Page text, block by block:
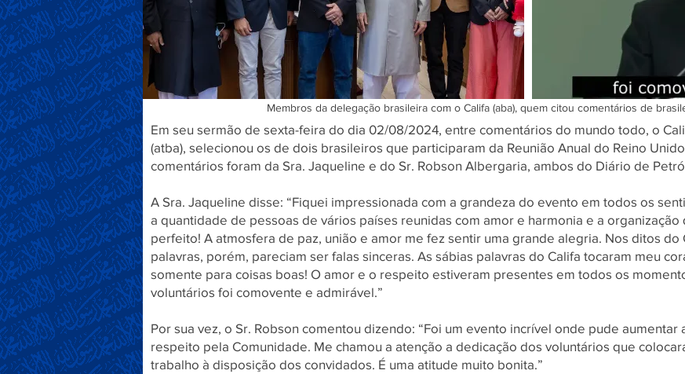
Membros da delegação brasileira com o Califa (aba), quem citou comentários de
Em seu sermão de sexta-feira do dia 02/08/2024, entre comentários do mundo todo, o
(atba), selecionou os de dois brasileiros que participaram da Reunião Anual do Reino
comentários foram da Sra. Jaqueline e do Sr. Robson Albergaria, ambos do Diário de
A Sra. Jaqueline disse: “Fiquei impressionada com a grandeza do evento em todos os
a quantidade de pessoas de vários países reunidas com amor e harmonia e a
perfeito! A atmosfera de paz, união e amor me fez sentir uma grande alegria. Nos ditos do
palavras, porém, pareciam ser falas sinceras. As sábias palavras do Califa tocaram meu
somente para coisas boas! O amor e o respeito estiveram presentes em todos os
voluntários foi comovente e admirável.”
Por sua vez, o Sr. Robson comentou dizendo: “Foi um evento incrível onde pude aumentar
respeito pela Comunidade. Me chamou a atenção a dedicação dos voluntários que
trabalho à disposição dos convidados. É uma atitude muito bonita.”